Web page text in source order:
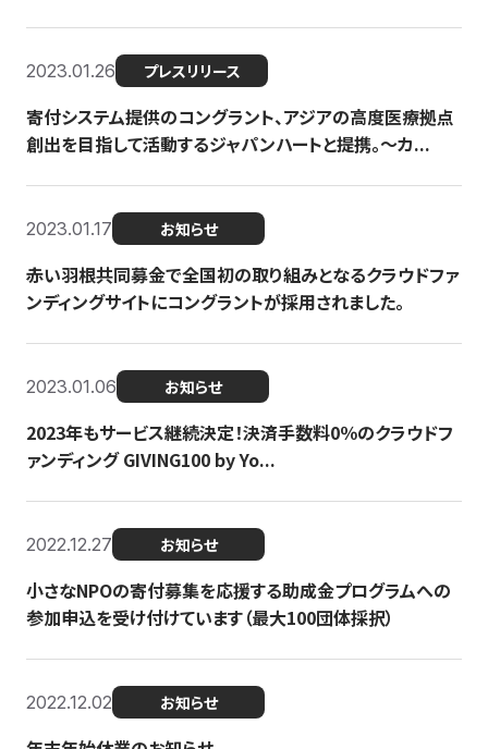
2023.01.26 プレスリリース
寄付システム提供のコングラント、アジアの高度医療拠点
創出を目指して活動するジャパンハートと提携。〜カ...
2023.01.17 お知らせ
赤い羽根共同募金で全国初の取り組みとなるクラウドファ
ンディングサイトにコングラントが採用されました。
2023.01.06 お知らせ
2023年もサービス継続決定！決済手数料0％のクラウドフ
ァンディング GIVING100 by Yo...
2022.12.27 お知らせ
小さなNPOの寄付募集を応援する助成金プログラムへの
参加申込を受け付けています（最大100団体採択）
2022.12.02 お知らせ